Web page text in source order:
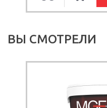
ВЫ СМОТРЕЛИ